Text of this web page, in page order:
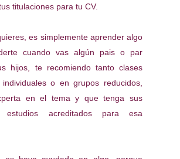
titulaciones para tu CV.
es simplemente aprender algo
cuando vas algún pais o par
hijos, te recomiendo tanto clases
individuales o en grupos reducidos,
en el tema y que tenga sus
estudios acreditados para esa